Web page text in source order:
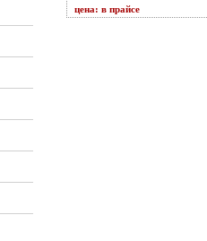
цена: в прайсе